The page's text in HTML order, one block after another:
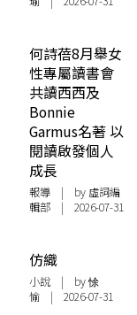
何詩蓓8月舉女
性專屬讀書會
共讀西西及
Bonnie
Garmus名著 以
閱讀啟發個人
成長
報導 | by 虛詞編
輯部 | 2026-07-31
仿織
小說 | by 悇
愉 | 2026-07-31